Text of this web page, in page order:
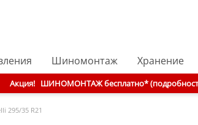
Шиномонтаж Хранение
Акция! ШИНОМОНТАЖ бесплатно*
295/35 R21